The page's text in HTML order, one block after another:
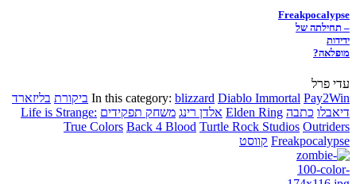
Freakpocalypse
– תחילתה של
ידידות
מופלאה?
עדי פרל
In this category: blizzard Diablo Immortal Pay2Win ביקורת בליזארד
דיאבלו כתבה Elden Ring אלדן רינג משחק תפקידים Life is Strange:
True Colors Back 4 Blood Turtle Rock Studios Outriders
Freakpocalypse קווסט